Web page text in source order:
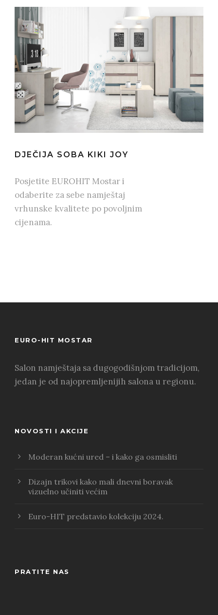
DJEČIJA SOBA KIKI JOY
Posjetite EUROHIT Mostar i
odaberite za sebe namještaj
vrhunske kvalitete po povoljnim
cijenama.
EURO-HIT MOSTAR
Salon namještaja sa dugogodišnjom tradicijom,
jedan je od najopremljenijih salona u regionu.
NOVOSTI I AKCIJE
Moderan kućni ured – i kako ga osmisliti
Dizajn trikovi kako mali dnevni boravak
vizuelno učiniti većim
Euro-HIT predstavio kolekciju 2024.
PRATITE NAS